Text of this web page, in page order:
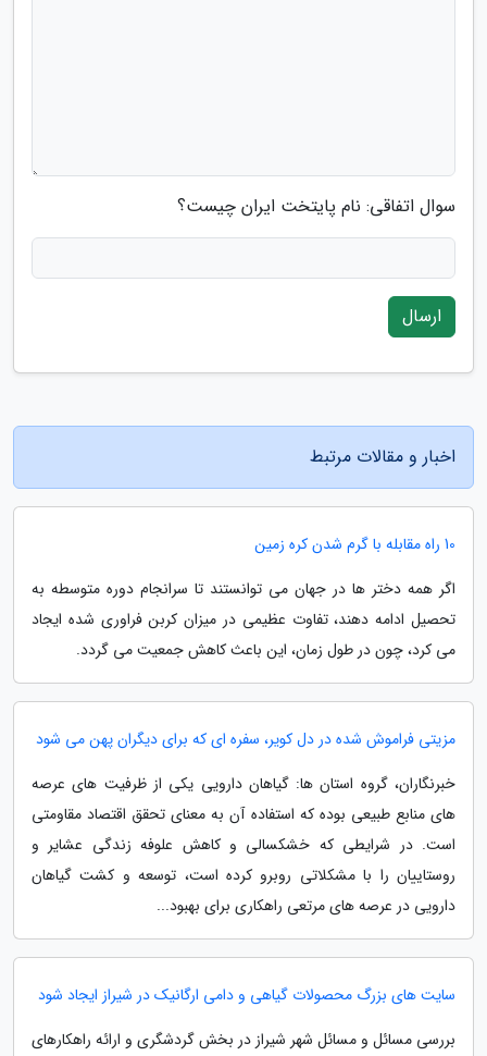
سوال اتفاقی: نام پایتخت ایران چیست؟
ارسال
اخبار و مقالات مرتبط
10 راه مقابله با گرم شدن کره زمین
اگر همه دختر ها در جهان می توانستند تا سرانجام دوره متوسطه به
تحصیل ادامه دهند، تفاوت عظیمی در میزان کربن فراوری شده ایجاد
می کرد، چون در طول زمان، این باعث کاهش جمعیت می گردد.
مزیتی فراموش شده در دل کویر، سفره ای که برای دیگران پهن می شود
خبرنگاران، گروه استان ها: گیاهان دارویی یکی از ظرفیت های عرصه
های منابع طبیعی بوده که استفاده آن به معنای تحقق اقتصاد مقاومتی
است. در شرایطی که خشکسالی و کاهش علوفه زندگی عشایر و
روستاییان را با مشکلاتی روبرو کرده است، توسعه و کشت گیاهان
دارویی در عرصه های مرتعی راهکاری برای بهبود...
سایت های بزرگ محصولات گیاهی و دامی ارگانیک در شیراز ایجاد شود
بررسی مسائل و مسائل شهر شیراز در بخش گردشگری و ارائه راهکارهای